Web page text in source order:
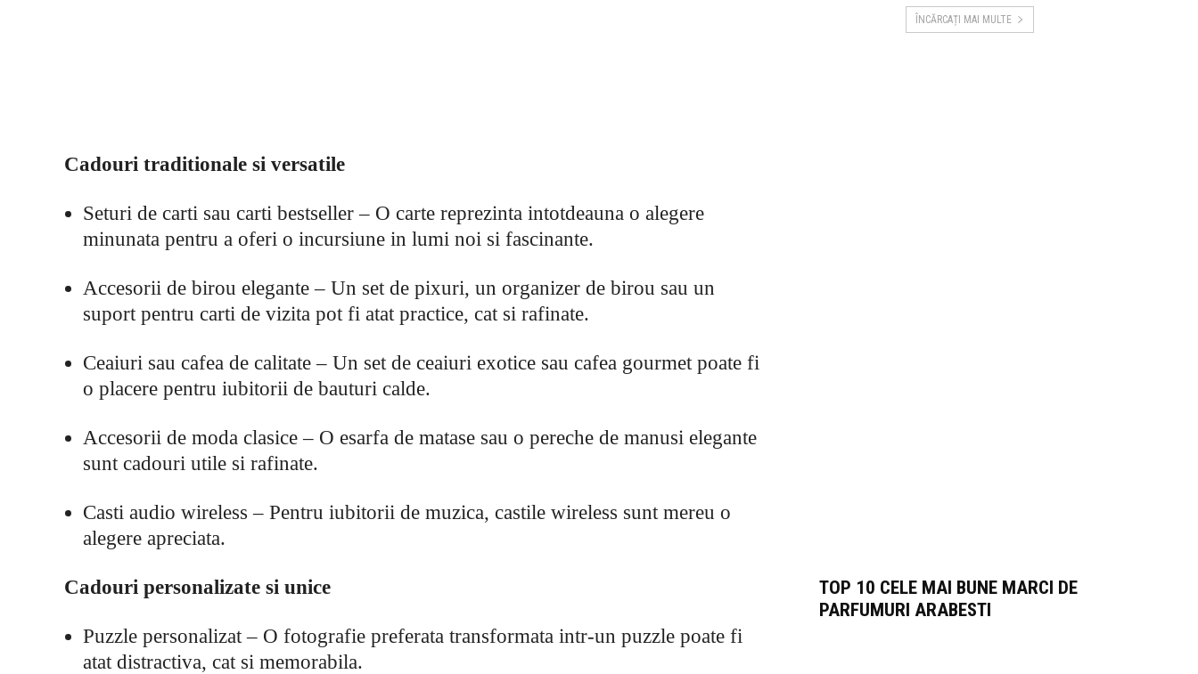
Cadouri traditionale si versatile
Seturi de carti sau carti bestseller – O carte reprezinta intotdeauna o alegere
minunata pentru a oferi o incursiune in lumi noi si fascinante.
Accesorii de birou elegante – Un set de pixuri, un organizer de birou sau un
suport pentru carti de vizita pot fi atat practice, cat si rafinate.
Ceaiuri sau cafea de calitate – Un set de ceaiuri exotice sau cafea gourmet poate fi
o placere pentru iubitorii de bauturi calde.
Accesorii de moda clasice – O esarfa de matase sau o pereche de manusi elegante
sunt cadouri utile si rafinate.
Casti audio wireless – Pentru iubitorii de muzica, castile wireless sunt mereu o
alegere apreciata.
Cadouri personalizate si unice
Puzzle personalizat – O fotografie preferata transformata intr-un puzzle poate fi
atat distractiva, cat si memorabila.
ÎNCĂRCAȚI MAI MULTE
TOP 10 CELE MAI BUNE MARCI DE
PARFUMURI ARABESTI